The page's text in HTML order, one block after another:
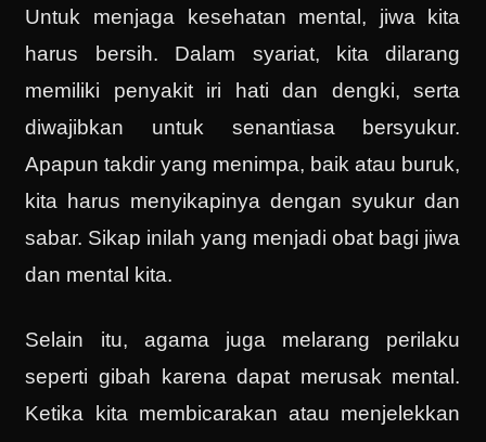
Untuk menjaga kesehatan mental, jiwa kita
harus bersih. Dalam syariat, kita dilarang
memiliki penyakit iri hati dan dengki, serta
diwajibkan untuk senantiasa bersyukur.
Apapun takdir yang menimpa, baik atau buruk,
kita harus menyikapinya dengan syukur dan
sabar. Sikap inilah yang menjadi obat bagi jiwa
dan mental kita.
Selain itu, agama juga melarang perilaku
seperti gibah karena dapat merusak mental.
Ketika kita membicarakan atau menjelekkan